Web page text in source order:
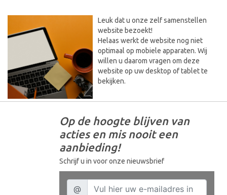
Leuk dat u onze zelf samenstellen
website bezoekt!
Helaas werkt de website nog niet
optimaal op mobiele apparaten. Wij
willen u daarom vragen om deze
website op uw desktop of tablet te
bekijken.
Op de hoogte blijven van
acties en mis nooit een
aanbieding!
Schrijf u in voor onze nieuwsbrief